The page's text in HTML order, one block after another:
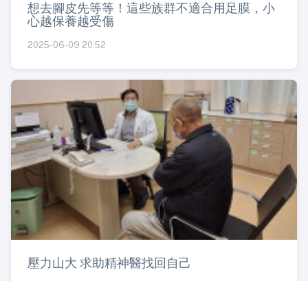
想去腳皮先等等！這些族群不適合用足膜，小
心越保養越受傷
2025-06-09 20:52
壓力山大 求助精神醫找回自己